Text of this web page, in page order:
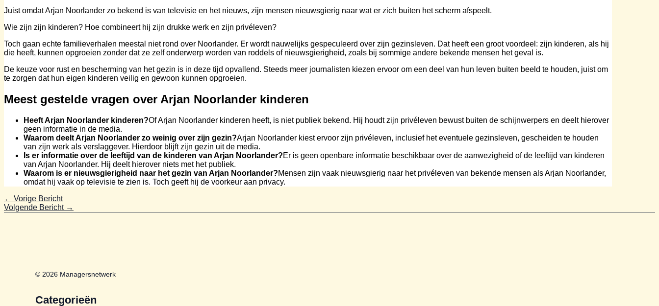
Juist omdat Arjan Noorlander zo bekend is van televisie en het nieuws, zijn mensen nieuwsgierig naar wat er zich buiten het scherm afspeelt.
Wie zijn zijn kinderen? Hoe combineert hij zijn drukke werk en zijn privéleven?
Toch gaan echte familieverhalen meestal niet rond over Noorlander. Er wordt nauwelijks gespeculeerd over zijn gezinsleven. Dat heeft een groot voordeel: zijn kinderen, als hij
die heeft, kunnen opgroeien zonder dat ze zelf onderwerp worden van roddels of nieuwsgierigheid, zoals bij sommige andere bekende mensen het geval is.
De keuze voor rust en bescherming van het gezin is in deze tijd opvallend. Steeds meer journalisten kiezen ervoor om een deel van hun leven buiten beeld te houden, juist om
te zorgen dat hun eigen kinderen veilig en gewoon kunnen opgroeien.
Meest gestelde vragen over Arjan Noorlander kinderen
Heeft Arjan Noorlander kinderen?Of Arjan Noorlander kinderen heeft, is niet publiek bekend. Hij houdt zijn privéleven bewust buiten de schijnwerpers en deelt hierover
geen informatie in de media.
Waarom deelt Arjan Noorlander zo weinig over zijn gezin?Arjan Noorlander kiest ervoor zijn privéleven, inclusief het eventuele gezinsleven, gescheiden te houden
van zijn werk als verslaggever. Hierdoor blijft zijn gezin uit de media.
Is er informatie over de leeftijd van de kinderen van Arjan Noorlander?Er is geen openbare informatie beschikbaar over de aanwezigheid of de leeftijd van kinderen
van Arjan Noorlander. Hij deelt hierover niets met het publiek.
Waarom is er nieuwsgierigheid naar het gezin van Arjan Noorlander?Mensen zijn vaak nieuwsgierig naar het privéleven van bekende mensen als Arjan Noorlander,
omdat hij vaak op televisie te zien is. Toch geeft hij de voorkeur aan privacy.
← Vorige Bericht
Volgende Bericht →
© 2026 Managersnetwerk
Categorieën